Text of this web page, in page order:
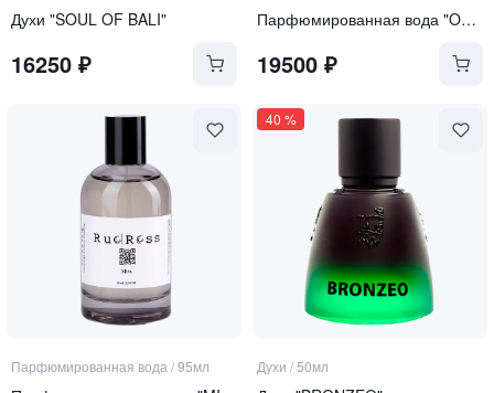
Духи "SOUL OF BALI"
16250 ₽
Парфюмированная вода "OPULENCE OF DUBAI"
19500₽
Парфюмированная вода /95мл
40 %
Духи /50мл